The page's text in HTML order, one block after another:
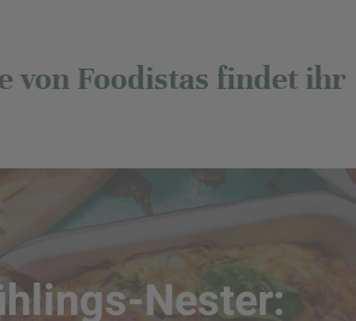
von Foodistas findet ihr
Nester: